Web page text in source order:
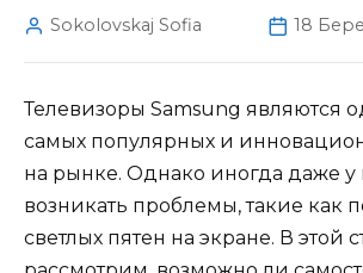
Sokolovskaj Sofia 18
Телевизоры Samsung являются
самых популярных и
на рынке. Однако иногда даже у
возникать проблемы, такие как
светлых пятен на экране. В этой